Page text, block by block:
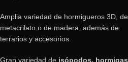
Amplia variedad de hormigueros 3D, de
metacrilato o de madera, además de
terrarios y accesorios.
Gran variedad de isópodos,